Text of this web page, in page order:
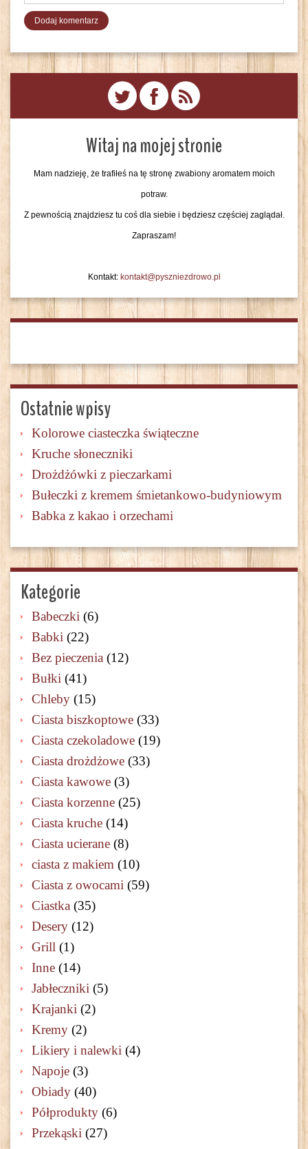
Witaj na mojej stronie
Mam nadzieję, że trafiłeś na tę stronę zwabiony aromatem moich
potraw.
Z pewnością znajdziesz tu coś dla siebie i będziesz częściej zaglądał.
Zapraszam!
Kontakt: kontakt@pyszniezdrowo.pl
Ostatnie wpisy
Kolorowe ciasteczka świąteczne
Kruche słoneczniki
Drożdżówki z pieczarkami
Bułeczki z kremem śmietankowo-budyniowym
Babka z kakao i orzechami
Kategorie
Babeczki (6)
Babki (22)
Bez pieczenia (12)
Bułki (41)
Chleby (15)
Ciasta biszkoptowe (33)
Ciasta czekoladowe (19)
Ciasta drożdżowe (33)
Ciasta kawowe (3)
Ciasta korzenne (25)
Ciasta kruche (14)
Ciasta ucierane (8)
ciasta z makiem (10)
Ciasta z owocami (59)
Ciastka (35)
Desery (12)
Grill (1)
Inne (14)
Jabłeczniki (5)
Krajanki (2)
Kremy (2)
Likiery i nalewki (4)
Napoje (3)
Obiady (40)
Półprodukty (6)
Przekąski (27)